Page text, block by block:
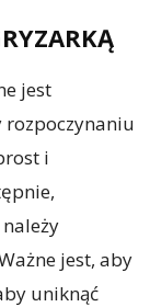
jest
rozpoczynaniu
i
jest, aby
uniknąć